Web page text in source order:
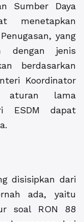
Sumber Daya
menetapkan
yang
dengan jenis
berdasarkan
Koordinator
aturan lama
ESDM dapat
disisipkan dari
ada, yaitu
soal RON 88